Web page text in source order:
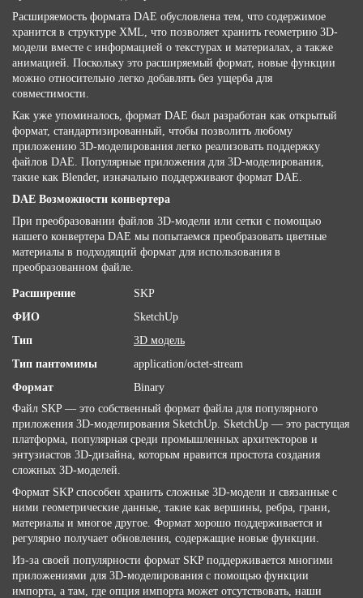
Расширяемость формата DAE обусловлена ​​тем, что содержимое
хранится в структуре XML, что позволяет хранить геометрию 3D-
модели вместе с информацией о текстурах и материалах, а также
анимацией. Поскольку это расширяемый формат, новые функции
можно относительно легко добавлять без ущерба для
совместимости.
Как уже упоминалось, формат DAE был разработан как открытый
формат, стандартизированный, чтобы позволить любому
приложению 3D-моделирования легко реализовать поддержку
файлов DAE. Популярные приложения для 3D-моделирования,
такие как Blender, изначально поддерживают формат DAE.
DAE Возможности конвертера
При преобразовании файлов 3D-модели или сетки с помощью
нашего конвертера DAE мы попытаемся преобразовать цветные
материалы в подходящий формат для использования в
преобразованном файле.
Расширение
SKP
ФИО
SketchUp
Тип
3D модель
Тип пантомимы
application/octet-stream
Формат
Binary
Файл SKP — это собственный формат файла для популярного
приложения 3D-моделирования SketchUp. SketchUp — это растущая
платформа, популярная среди промышленных архитекторов и
энтузиастов 3D-дизайна, которым нравится простота создания
сложных 3D-моделей.
Формат SKP способен хранить сложные 3D-модели и связанные с
ними геометрические данные, такие как вершины, ребра, грани,
материалы и многое другое. Формат хорошо поддерживается и
регулярно получает обновления, содержащие новые функции.
Из-за своей популярности формат SKP поддерживается многими
приложениями для 3D-моделирования с помощью функции
импорта, а там, где опция импорта может отсутствовать, наши